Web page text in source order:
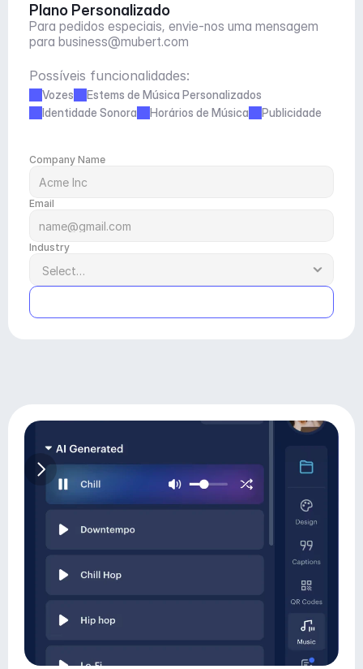
Plano Personalizado
Para pedidos especiais, envie-nos uma mensagem
para business@mubert.com
Possíveis funcionalidades:
Vozes
Estems de Música Personalizados
Identidade Sonora
Horários de Música Publicidade
Company Name
Email
Industry